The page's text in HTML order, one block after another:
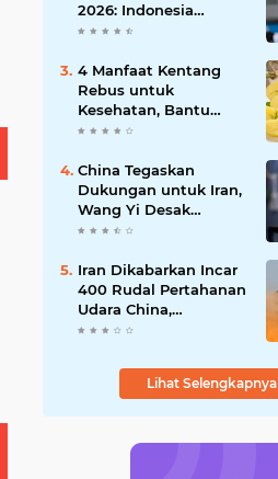
2026: Indonesia
Menang 5-1, Mitchell
Puncaki Top Skor
4 Manfaat Kentang
Rebus untuk
Kesehatan, Bantu
Turunkan Berat Badan
Pencernaan
China Tegaskan
Dukungan untuk Iran,
Wang Yi Desak
Perdamaian Timur
Ketegangan dengan
AS
Iran Dikabarkan Incar
400 Rudal Pertahanan
Udara China,
Benarkah? Ini
Lengkapnya
Lihat Selengkapnya